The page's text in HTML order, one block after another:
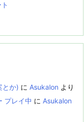
とか) に Asukalon より
プレイ中 に Asukalon